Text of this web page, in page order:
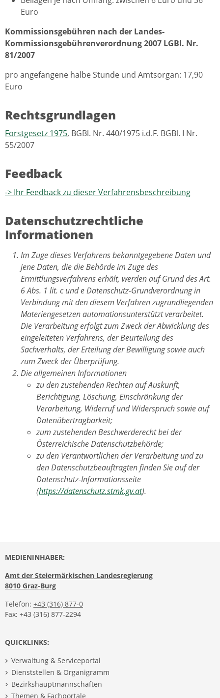
Euro
Kommissionsgebühren nach der Landes-
Kommissionsgebührenverordnung 2007 LGBl. Nr.
81/2007
pro angefangene halbe Stunde und Amtsorgan: 17,90
Euro
Rechtsgrundlagen
Forstgesetz 1975, BGBl. Nr. 440/1975 i.d.F. BGBl. I Nr.
55/2007
Feedback
-> Ihr Feedback zu dieser Verfahrensbeschreibung
Datenschutzrechtliche
Informationen
Im Zuge dieses Verfahrens bekanntgegebene Daten und
jene Daten, die die Behörde im Zuge des
Ermittlungsverfahrens erhält, werden auf Grund des Art.
6 Abs. 1 lit. c und e Datenschutz-Grundverordnung in
Verbindung mit den diesem Verfahren zugrundliegenden
Materiengesetzen automationsunterstützt verarbeitet.
Die Verarbeitung erfolgt zum Zweck der Abwicklung des
eingeleiteten Verfahrens, der Beurteilung des
Sachverhalts, der Erteilung der Bewilligung sowie auch
zum Zweck der Überprüfung.
Die allgemeinen Informationen
zu den zustehenden Rechten auf Auskunft,
Berichtigung, Löschung, Einschränkung der
Verarbeitung, Widerruf und Widerspruch sowie auf
Datenübertragbarkeit;
zum zustehenden Beschwerderecht bei der
Österreichische Datenschutzbehörde;
zu den Verantwortlichen der Verarbeitung und zu
den Datenschutzbeauftragten finden Sie auf der
Datenschutz-Informationsseite
(https://datenschutz.stmk.gv.at).
MEDIENINHABER:
Amt der Steiermärkischen Landesregierung
8010 Graz-Burg
Telefon: +43 (316) 877-0
Fax: +43 (316) 877-2294
QUICKLINKS:
Verwaltung & Serviceportal
Dienststellen & Organigramm
Bezirkshauptmannschaften
Themen & Fachportale